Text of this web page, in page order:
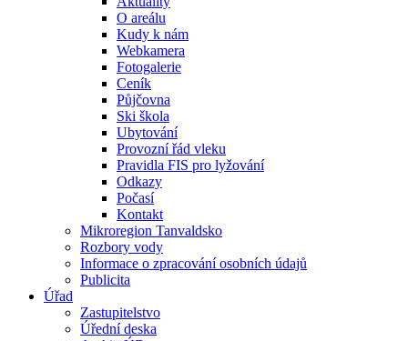
O areálu
Kudy k nám
Webkamera
Fotogalerie
Ceník
Půjčovna
Ski škola
Ubytování
Provozní řád vleku
Pravidla FIS pro lyžování
Odkazy
Počasí
Kontakt
Mikroregion Tanvaldsko
Rozbory vody
Informace o zpracování osobních údajů
Publicita
Úřad
Zastupitelstvo
Úřední deska